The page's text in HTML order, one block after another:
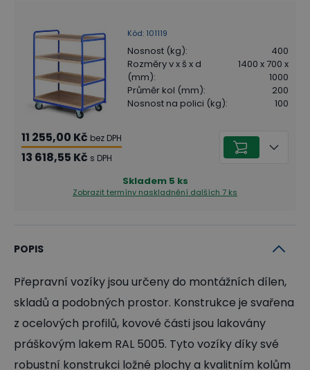
Kód: 101119
Nosnost (kg):
400
Rozměry v x š x d
(mm):
1400 x 700 x
1000
Průměr kol (mm):
200
Nosnost na polici (kg): 100
11 255,00 Kč bez DPH
13 618,55 Kč s DPH
Skladem 5 ks
Zobrazit termíny naskladnění dalších 7 ks
POPIS
Přepravní vozíky jsou určeny do montážních dílen,
skladů a podobných prostor. Konstrukce je svařena
z ocelových profilů, kovové části jsou lakovány
práškovým lakem RAL 5005. Tyto vozíky díky své
robustní konstrukci ložné plochy a kvalitním kolům